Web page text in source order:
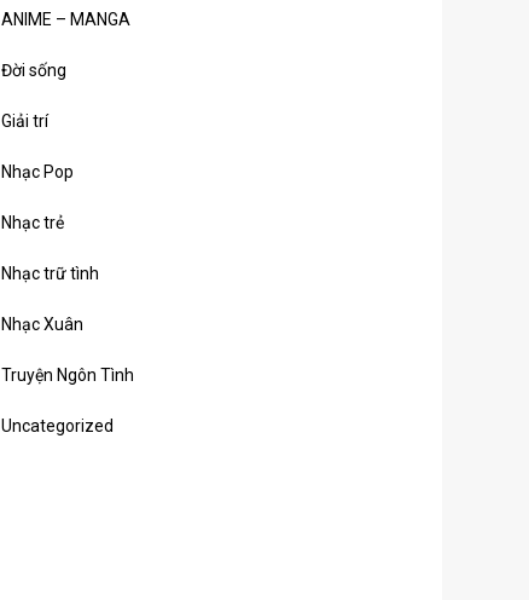
ANIME – MANGA
Đời sống
Giải trí
Nhạc Pop
Nhạc trẻ
Nhạc trữ tình
Nhạc Xuân
Truyện Ngôn Tình
Uncategorized